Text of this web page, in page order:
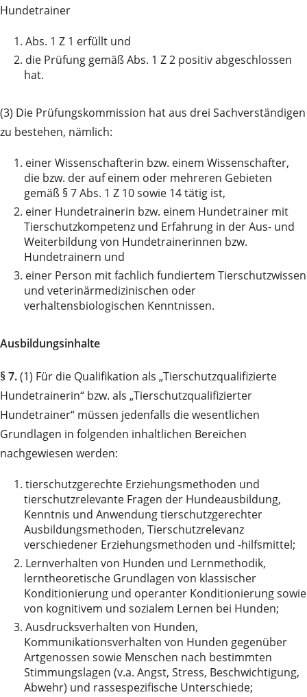
Hundetrainer
1. Abs. 1 Z 1 erfüllt und
2. die Prüfung gemäß Abs. 1 Z 2 positiv abgeschlossen
hat.
(3) Die Prüfungskommission hat aus drei Sachverständigen
zu bestehen, nämlich:
1. einer Wissenschafterin bzw. einem Wissenschafter,
die bzw. der auf einem oder mehreren Gebieten
gemäß § 7 Abs. 1 Z 10 sowie 14 tätig ist,
2. einer Hundetrainerin bzw. einem Hundetrainer mit
Tierschutzkompetenz und Erfahrung in der Aus- und
Weiterbildung von Hundetrainerinnen bzw.
Hundetrainern und
3. einer Person mit fachlich fundiertem Tierschutzwissen
und veterinärmedizinischen oder
verhaltensbiologischen Kenntnissen.
Ausbildungsinhalte
§ 7.(1) Für die Qualifikation als „Tierschutzqualifizierte
Hundetrainerin“ bzw. als „Tierschutzqualifizierter
Hundetrainer“ müssen jedenfalls die wesentlichen
Grundlagen in folgenden inhaltlichen Bereichen
nachgewiesen werden:
1. tierschutzgerechte Erziehungsmethoden und
tierschutzrelevante Fragen der Hundeausbildung,
Kenntnis und Anwendung tierschutzgerechter
Ausbildungsmethoden, Tierschutzrelevanz
verschiedener Erziehungsmethoden und -hilfsmittel;
2. Lernverhalten von Hunden und Lernmethodik,
lerntheoretische Grundlagen von klassischer
Konditionierung und operanter Konditionierung sowie
von kognitivem und sozialem Lernen bei Hunden;
3. Ausdrucksverhalten von Hunden,
Kommunikationsverhalten von Hunden gegenüber
Artgenossen sowie Menschen nach bestimmten
Stimmungslagen (v.a. Angst, Stress, Beschwichtigung,
Abwehr) und rassespezifische Unterschiede;